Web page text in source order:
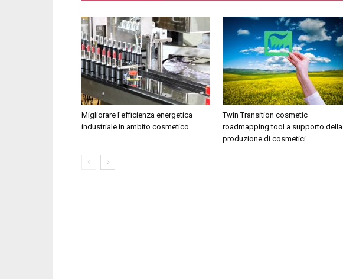
Migliorare l’efficienza energetica
industriale in ambito cosmetico
Twin Transition cosmetic
roadmapping tool a supporto della
produzione di cosmetici